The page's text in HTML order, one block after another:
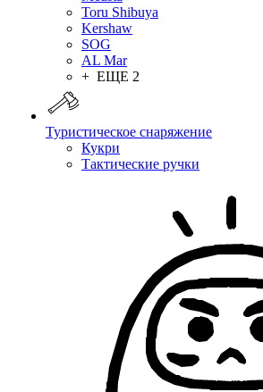
Toru Shibuya
Kershaw
SOG
AL Mar
+ ЕЩЕ 2
Туристическое снаряжение
Кукри
Тактические ручки